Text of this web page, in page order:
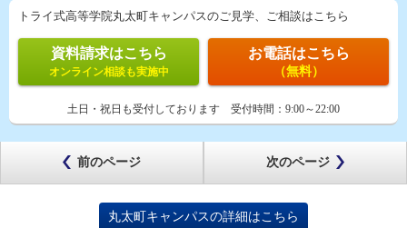
トライ式高等学院丸太町キャンパスのご見学、ご相談はこちら
資料請求はこちら
オンライン相談も実施中
お電話はこちら
（無料）
土日・祝日も受付しております 受付時間： 9:00～22:00
前のページ 次のページ
丸太町キャンパスの詳細はこちら